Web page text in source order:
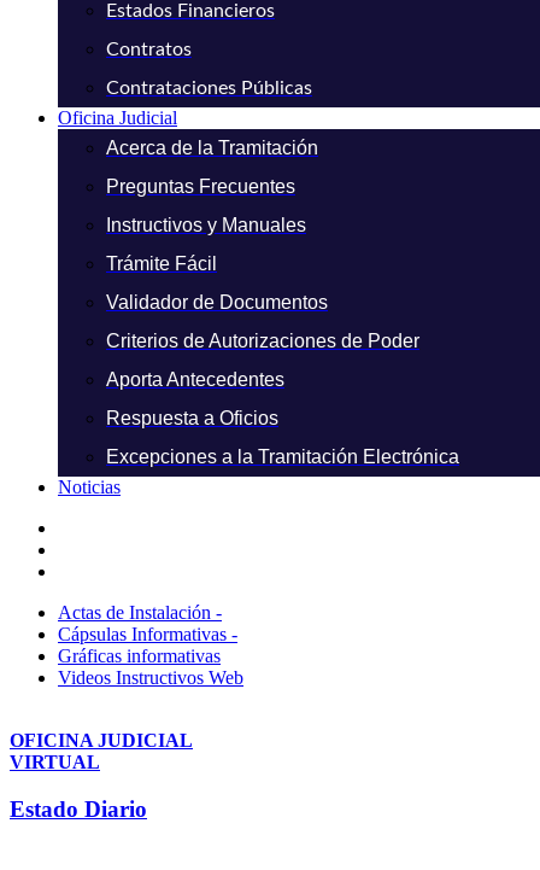
Estados Financieros
Contratos
Contrataciones Públicas
Oficina Judicial
Acerca de la Tramitación
Preguntas Frecuentes
Instructivos y Manuales
Trámite Fácil
Validador de Documentos
Criterios de Autorizaciones de Poder
Aporta Antecedentes
Respuesta a Oficios
Excepciones a la Tramitación Electrónica
Noticias
Actas de Instalación -
Cápsulas Informativas -
Gráficas informativas
Videos Instructivos Web
OFICINA JUDICIAL
VIRTUAL
Estado Diario